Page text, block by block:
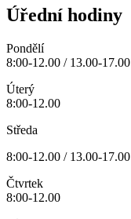
Úřední hodiny
Pondělí
8:00-12.00 / 13.00-17.00
Úterý
8:00-12.00
Středa
8:00-12.00 / 13.00-17.00
Čtvrtek
8:00-12.00